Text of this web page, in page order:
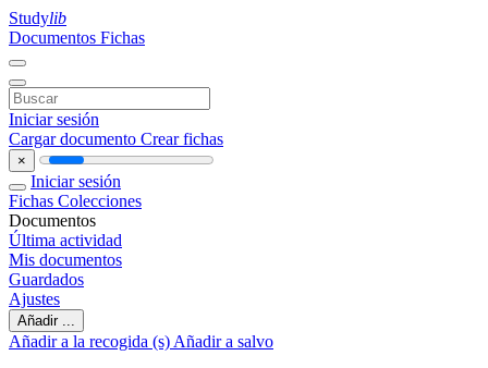
Studylib
Documentos Fichas
Iniciar sesión
Cargar documento Crear fichas
×
Iniciar sesión
Fichas Colecciones
Documentos
Última actividad
Mis documentos
Guardados
Ajustes
Añadir ...
Añadir a la recogida (s) Añadir a salvo